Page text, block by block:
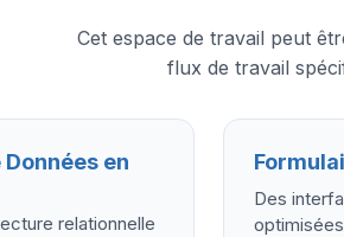
Cet espace de travail peut
flux de travail
Données en
relationnelle
Des